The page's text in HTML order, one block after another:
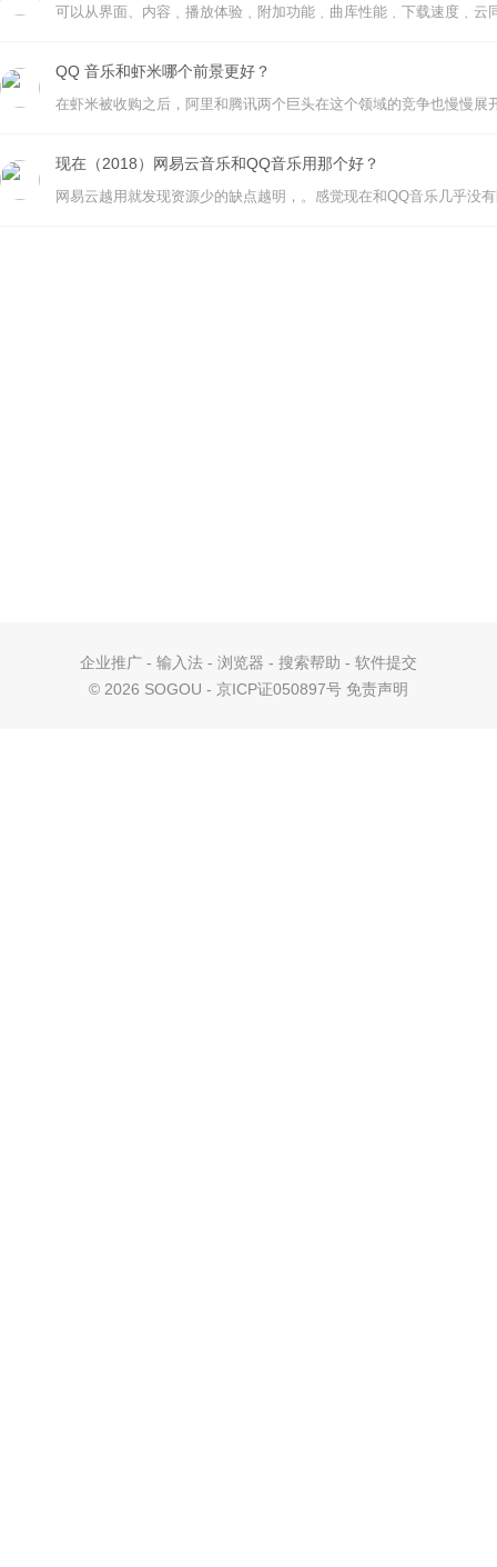
可以从界面、内容﹑播放体验﹑附加功能﹑曲库性能﹑下载速度﹑云
QQ 音乐和虾米哪个前景更好？
现在（2018）网易云音乐和QQ音乐用那个好？
企业推广 - 输入法 - 浏览器 - 搜索帮助 - 软件提交
© 2026 SOGOU - 京ICP证050897号 免责声明